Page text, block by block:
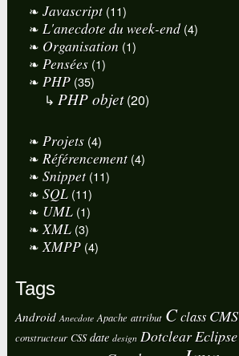
Javascript(11)
L'anecdote du week-end(4)
Organisation (1)
Pensées (1)
PHP (35)
PHP objet(20)
Projets (4)
Référencement(4)
Snippet(11)
SQL (11)
UML (1)
XML (3)
XMPP (4)
Tags
Android Anecdote Apache attribut Cclass CMS
constructeur CSS date design DotclearEclipse